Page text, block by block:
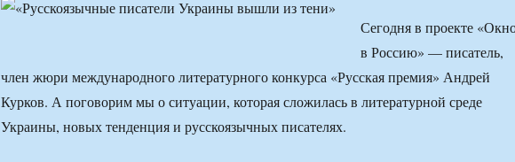
Сегодня в проекте
в Россию» — писатель,
член жюри международного литературного конкурса «Русская премия» Андрей
Курков. А поговорим мы о ситуации, которая сложилась в литературной среде
Украины, новых тенденция и русскоязычных писателях.